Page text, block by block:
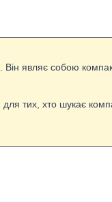
являє собою
тих, хто шукає